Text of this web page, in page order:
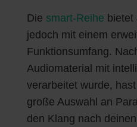
Die smart-Reihe
jedoch mit einem
Funktionsumfang.
Audiomaterial mit
verarbeitet wurde,
große Auswahl an
den Klang nach